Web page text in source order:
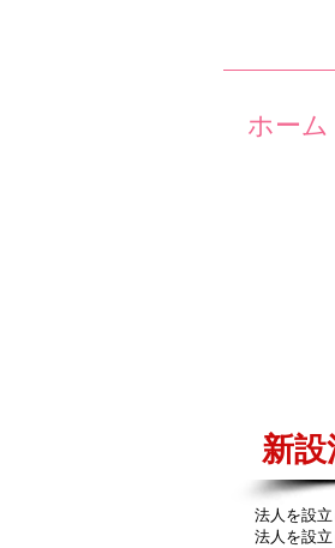
ホーム
新
法人を設
法人を設